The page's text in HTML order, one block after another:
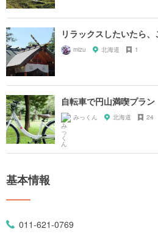
リラックスしたいたら、
mizu 北海道 1
自転車で円山満喫プラン
みっくん 北海道 24
基本情報
011-621-0769